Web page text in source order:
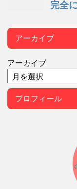
アーカイブ
アーカイブ
プロフィール